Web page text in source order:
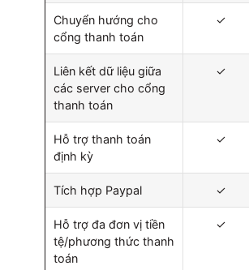
Chuyển hướng cho
cổng thanh toán
✓
Liên kết dữ liệu giữa
các server cho cổng
thanh toán
✓
Hỗ trợ thanh toán
định kỳ
✓
Tích hợp Paypal ✓
Hỗ trợ đa đơn vị tiền
tệ/phương thức thanh
toán
✓